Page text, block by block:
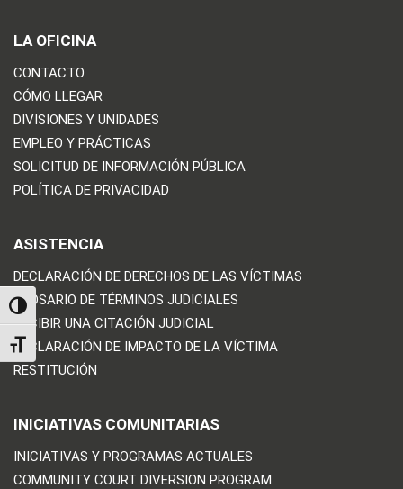
TOGGLE HIGH CONTRAST
TOGGLE FONT SIZE
LA OFICINA
CONTACTO
CÓMO LLEGAR
DIVISIONES Y UNIDADES
EMPLEO Y PRÁCTICAS
SOLICITUD DE INFORMACIÓN PÚBLICA
POLÍTICA DE PRIVACIDAD
ASISTENCIA
DECLARACIÓN DE DERECHOS DE LAS VÍCTIMAS
GLOSARIO DE TÉRMINOS JUDICIALES
RECIBIR UNA CITACIÓN JUDICIAL
DECLARACIÓN DE IMPACTO DE LA VÍCTIMA
RESTITUCIÓN
INICIATIVAS COMUNITARIAS
INICIATIVAS Y PROGRAMAS ACTUALES
COMMUNITY COURT DIVERSION PROGRAM